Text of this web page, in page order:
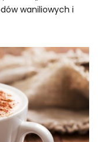
waniliowych i